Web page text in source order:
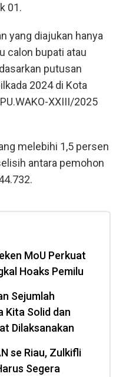
01.
yang diajukan hanya
calon bupati atau
putusan
2024 di Kota
XXIII/2025
melebihi 1,5 persen
antara pemohon
MoU Perkuat
Hoaks Pemilu
Sejumlah
Kita Solid dan
Dilaksanakan
se Riau, Zulkifli
Segera